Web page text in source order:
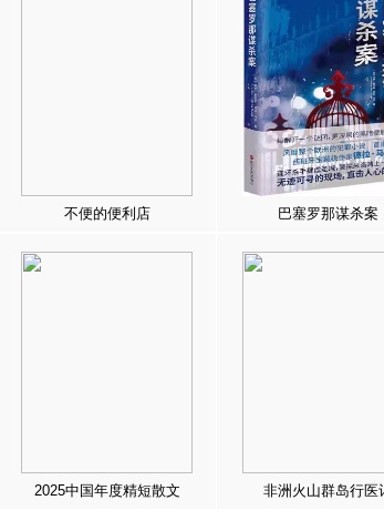
不便的便利店 巴塞罗那谋杀案
2025中国年度精短散文 非洲火山群岛行医